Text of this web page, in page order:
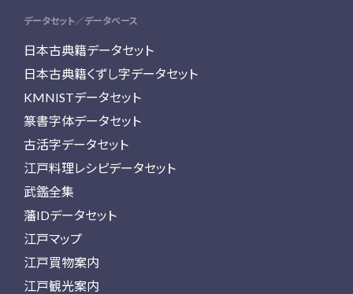
データセット／データベース
日本古典籍データセット
日本古典籍くずし字データセット
KMNISTデータセット
篆書字体データセット
古活字データセット
江戸料理レシピデータセット
武鑑全集
藩IDデータセット
江戸マップ
江戸買物案内
江戸観光案内